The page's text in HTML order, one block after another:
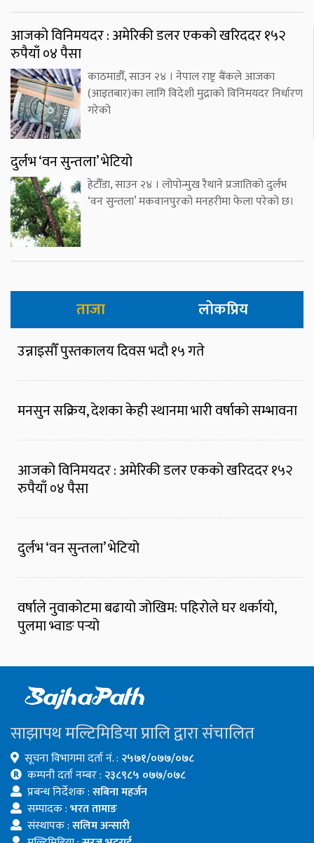
आजको विनिमयदर : अमेरिकी डलर एकको खरिददर १५२
रुपैयाँ ०४ पैसा
काठमाडौँ, साउन २४ । नेपाल राष्ट्र बैंकले आजका
(आइतबार)का लागि विदेशी मुद्राको विनिमयदर निर्धारण
गरेको
दुर्लभ ‘वन सुन्तला’ भेटियो
हेटौँडा, साउन २४ । लोपोन्मुख रैथाने प्रजातिको दुर्लभ
‘वन सुन्तला’ मकवानपुरको मनहरीमा फेला परेको छ।
ताजा लोकप्रिय
उन्नाइसौँ पुस्तकालय दिवस भदौ १५ गते
मनसुन सक्रिय, देशका केही स्थानमा भारी वर्षाको सम्भावना
आजको विनिमयदर : अमेरिकी डलर एकको खरिददर १५२
रुपैयाँ ०४ पैसा
दुर्लभ ‘वन सुन्तला’ भेटियो
वर्षाले नुवाकोटमा बढायो जोखिम: पहिरोले घर थर्कायो,
पुलमा भ्वाङ पर्‍यो
साझापथ मल्टिमिडिया प्रालि द्वारा संचालित
सूचना विभागमा दर्ता नं. : २५७१/०७७/०७८
कम्पनी दर्ता नम्बर : २३८९८५ ०७७/०७८
प्रबन्ध निर्देशक :सबिना महर्जन
सम्पादक :भरत तामाङ
संस्थापक :सलिम अन्सारी